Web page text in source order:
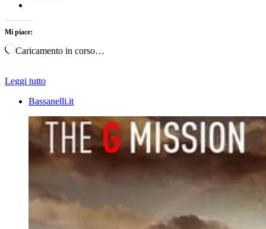
Mi piace:
Caricamento in corso…
Leggi tutto
Bassanelli.it